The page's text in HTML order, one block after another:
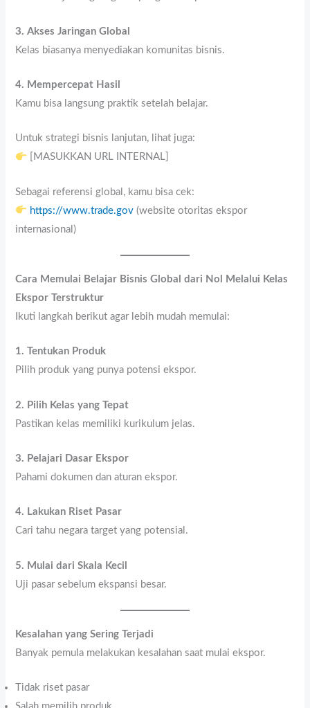
3. Akses Jaringan Global
Kelas biasanya menyediakan komunitas bisnis.
4. Mempercepat Hasil
Kamu bisa langsung praktik setelah belajar.
Untuk strategi bisnis lanjutan, lihat juga:
[MASUKKAN URL INTERNAL]
Sebagai referensi global, kamu bisa cek:
https://www.trade.gov (website otoritas ekspor
internasional)
Cara Memulai Belajar Bisnis Global dari Nol Melalui Kelas
Ekspor Terstruktur
Ikuti langkah berikut agar lebih mudah memulai:
1. Tentukan Produk
Pilih produk yang punya potensi ekspor.
2. Pilih Kelas yang Tepat
Pastikan kelas memiliki kurikulum jelas.
3. Pelajari Dasar Ekspor
Pahami dokumen dan aturan ekspor.
4. Lakukan Riset Pasar
Cari tahu negara target yang potensial.
5. Mulai dari Skala Kecil
Uji pasar sebelum ekspansi besar.
Kesalahan yang Sering Terjadi
Banyak pemula melakukan kesalahan saat mulai ekspor.
Tidak riset pasar